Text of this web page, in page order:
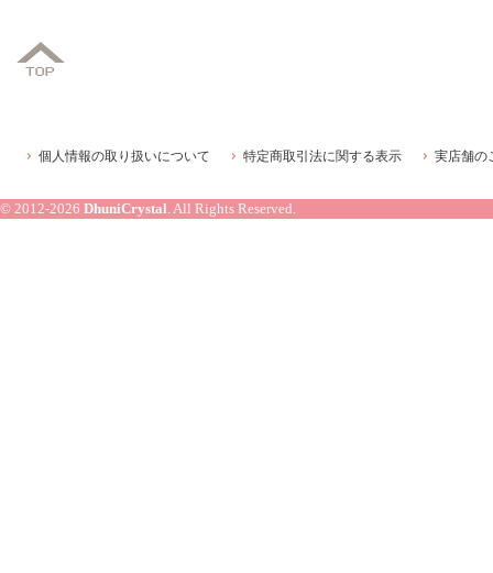
個人情報の取り扱いについて 特定商取引法に関する表示 実店舗の
© 2012-2026 DhuniCrystal. All Rights Reserved.